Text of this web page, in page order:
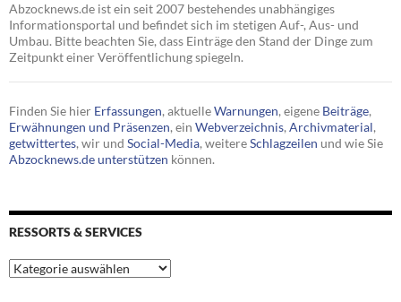
Abzocknews.de ist ein seit 2007 bestehendes unabhängiges
Informationsportal und befindet sich im stetigen Auf-, Aus- und
Umbau. Bitte beachten Sie, dass Einträge den Stand der Dinge zum
Zeitpunkt einer Veröffentlichung spiegeln.
Finden Sie hier Erfassungen, aktuelleWarnungen, eigene Beiträge,
Erwähnungen und Präsenzen, ein Webverzeichnis, Archivmaterial,
getwittertes, wir und Social-Media, weitereSchlagzeilen und wie Sie
Abzocknews.de unterstützen können.
RESSORTS & SERVICES
Ressorts
&